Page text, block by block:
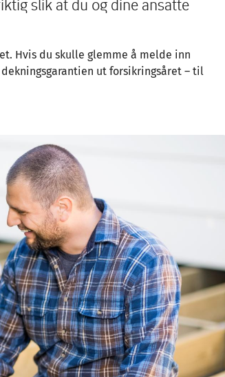
slik at du og dine ansatte
Hvis du skulle glemme å melde inn
ut forsikringsåret – til